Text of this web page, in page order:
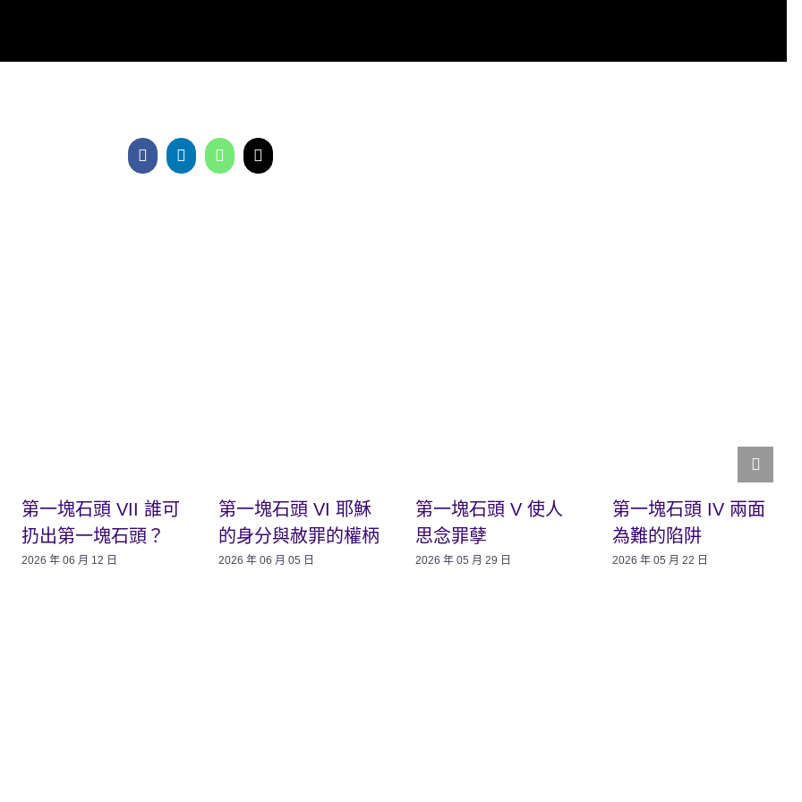
第一塊石頭 VII 誰可
扔出第一塊石頭？
2026 年 06 月 12 日
第一塊石頭 VI 耶穌
的身分與赦罪的權柄
2026 年 06 月 05 日
第一塊石頭 V 使人
思念罪孽
2026 年 05 月 29 日
第一塊石頭 IV 兩面
為難的陷阱
2026 年 05 月 22 日